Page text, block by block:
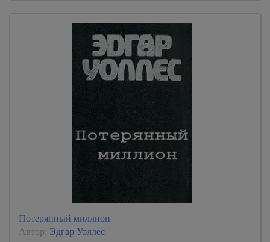
Потерянный миллион
Автор: Эдгар Уоллес